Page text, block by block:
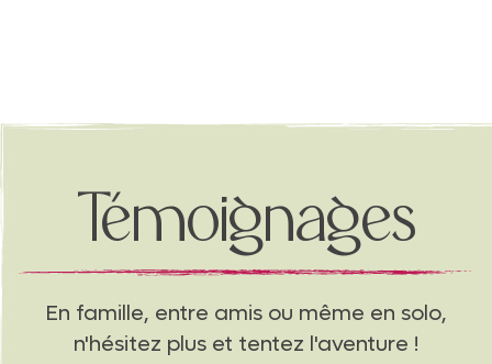
Témoignages
En famille, entre amis ou même en solo,
n'hésitez plus et tentez l'aventure !